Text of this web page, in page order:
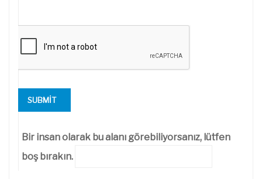
Bir insan olarak bu alanı görebiliyorsanız, lütfen
boş bırakın.